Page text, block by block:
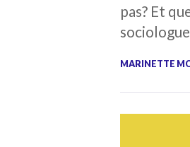
pas? Et
MARINETTE